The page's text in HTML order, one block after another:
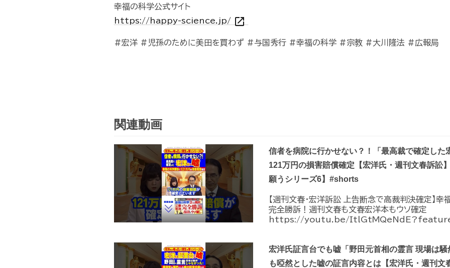
幸福の科学公式サイト
https://happy-science.jp/ open_in_new
#宏洋 #児孫のために美田を買わず #与国秀行 #幸福の科学 #宗教 #大川隆法 #広報局
関連動画
信者を病院に行かせない？！「最高裁で確定した
121万円の損害賠償確定【宏洋氏・週刊文春訴訟
願うシリーズ6】#shorts
【週刊文春・宏洋訴訟 上告断念で高裁判決確定】幸
完全勝訴！週刊文春も文春宏洋本もウソ確定
https://youtu.be/
宏洋氏証言台でも嘘「野田元首相の霊言 現場は
も啞然とした嘘の証言内容とは【宏洋氏・週刊文